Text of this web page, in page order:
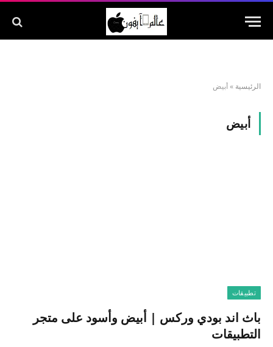
الرئيسية »أبيض
أبيض
تطبيقات
‎باث اند بودي وركس | أبيض وأسود على متجر
التطبيقات